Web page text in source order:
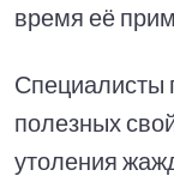
время её
Специалисты
полезных
утоления